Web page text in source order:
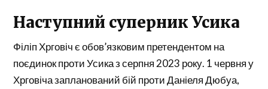
Наступний суперник Усика
Філіп Хрговіч є обов’язковим претендентом на
поєдинок проти Усика з серпня 2023 року. 1 червня у
Хрговіча запланований бій проти Даніеля Дюбуа,